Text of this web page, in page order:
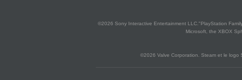
©2026 Sony Interactive Entertainment LLC."PlayStation
Microsoft, the XBOX
©2026 Valve Corporation. Steam et le logo